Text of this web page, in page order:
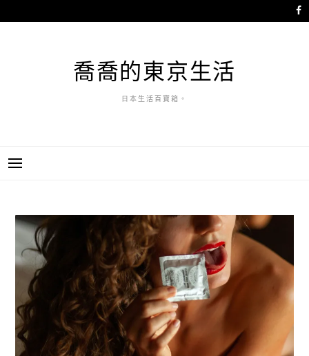
至
喬喬的東京生活
日本生活百寶箱。